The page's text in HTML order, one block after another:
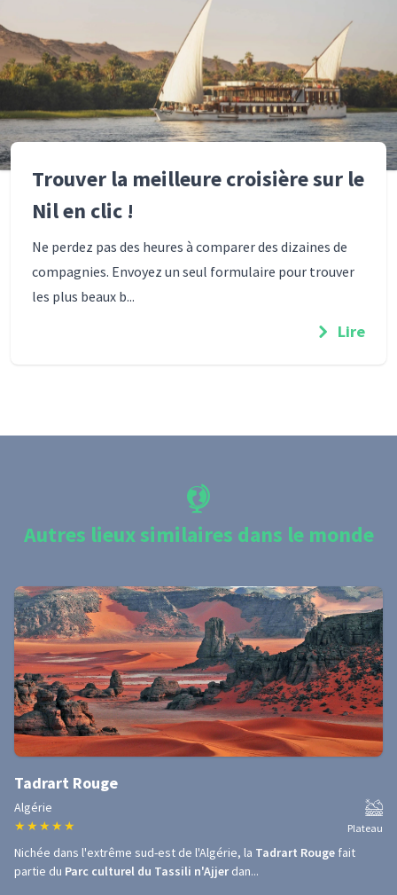
Trouver la meilleure croisière sur le
Nil en clic !
Ne perdez pas des heures à comparer des dizaines de
compagnies. Envoyez un seul formulaire pour trouver
les plus beaux b...
Lire
Autres lieux similaires dans le monde
Tadrart Rouge
Algérie
★ ★ ★ ★ ★ Plateau
Nichée dans l'extrême sud-est de l'Algérie, la Tadrart Rouge fait
partie du Parc culturel du Tassili n'Ajjerdan...